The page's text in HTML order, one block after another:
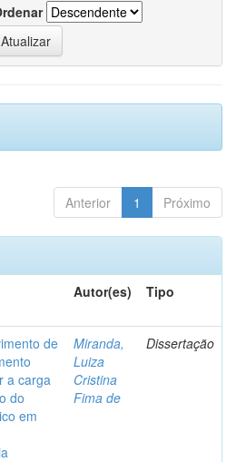
Anterior 1 Próximo
Autor(es) Tipo
de
a carga
do
em
Miranda,
Luiza
Cristina
Fima de
Dissertação